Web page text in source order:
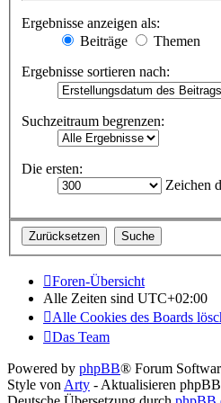
Ergebnisse anzeigen als:
Beiträge
Themen
Ergebnisse sortieren nach:
Suchzeitraum begrenzen:
Die ersten:
Zeichen
Foren-Übersicht
Alle Zeiten sind UTC+02:00
Alle Cookies des Boards
Das Team
Powered by phpBB® Forum
Style von Arty - Aktualisieren